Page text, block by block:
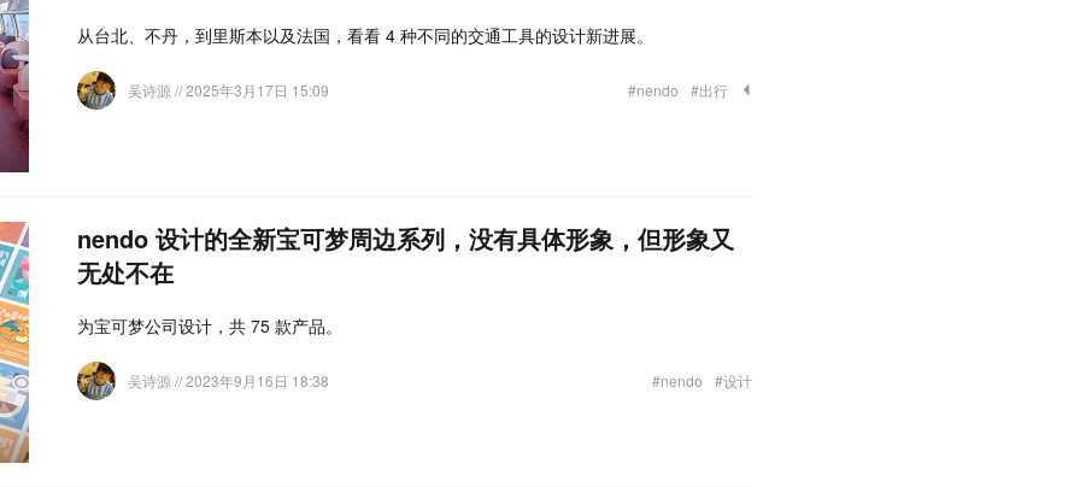
从台北、不丹，到里斯本以及法国，看看 4 种不同的交通工具的设计新进展。
吴诗源 // 2025年3月17日 15:09 #nendo #出行
nendo 设计的全新宝可梦周边系列，没有具体形象，但形象又
无处不在
为宝可梦公司设计，共 75 款产品。
吴诗源 // 2023年9月16日 18:38 #nendo #设计